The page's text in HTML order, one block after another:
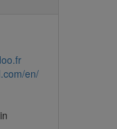
en/